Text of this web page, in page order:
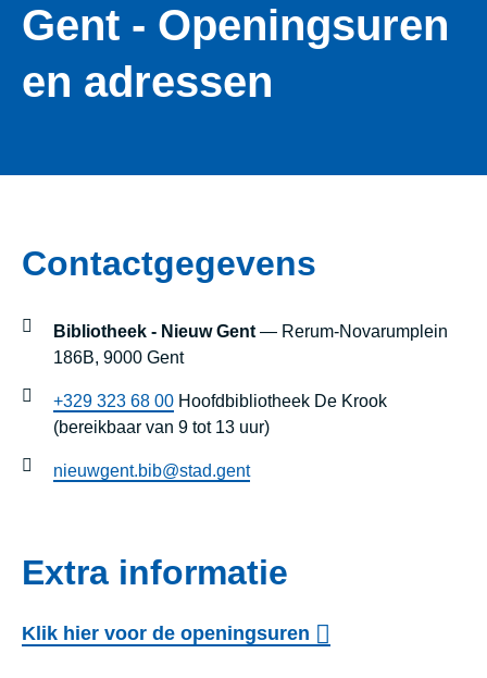
Gent - Openingsuren
en adressen
Contactgegevens
Bibliotheek - Nieuw Gent — Rerum-Novarumplein
186B, 9000 Gent
+329 323 68 00 Hoofdbibliotheek De Krook
(bereikbaar van 9 tot 13 uur)
nieuwgent.bib@stad.gent
Extra informatie
Klik hier voor de openingsuren